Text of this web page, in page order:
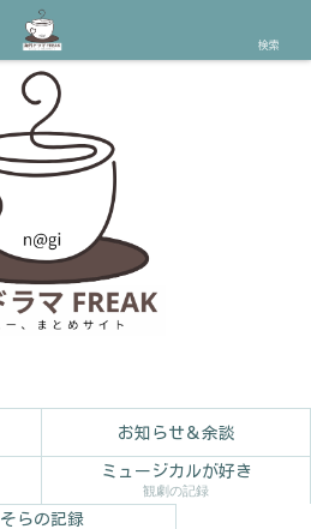
お知らせ＆余談
ミュージカルが好き
観劇の記録
そらの記録
検索